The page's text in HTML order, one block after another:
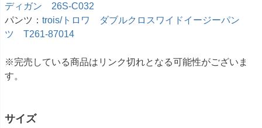
ディガン 26S-C032
パンツ： trois/トロワ ダブルクロスワイドイージーパン
ツ T261-87014
※完売している商品はリンク切れとなる可能性がございま
す。
サイズ